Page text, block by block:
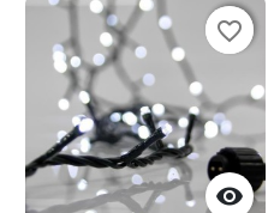

favorite_border
favorite_border